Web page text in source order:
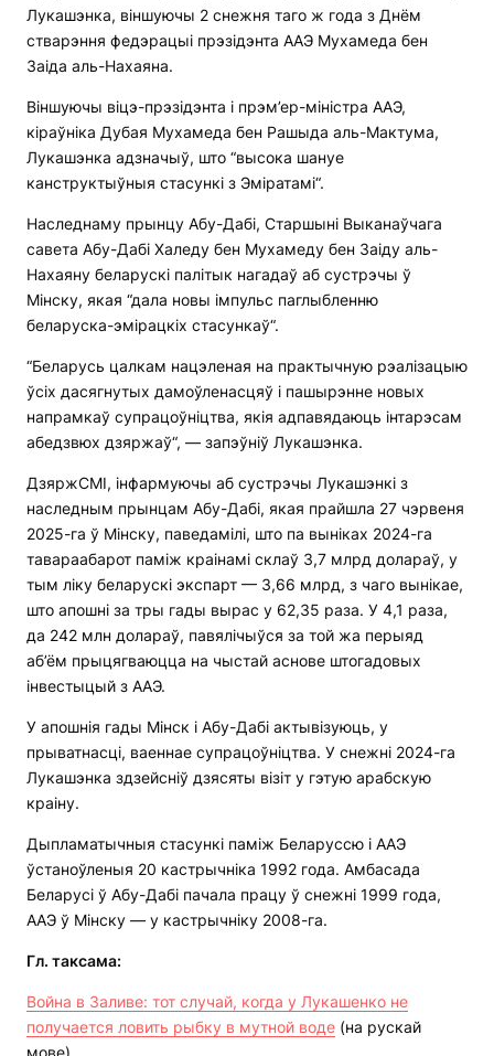
Лукашэнка, віншуючы 2 снежня таго ж года з Днём
стварэння федэрацыі прэзідэнта ААЭ Мухамеда бен
Заіда аль-Нахаяна.
Віншуючы віцэ-прэзідэнта і прэм’ер-міністра ААЭ,
кіраўніка Дубая Мухамеда бен Рашыда аль-Мактума,
Лукашэнка адзначыў, што “высока шануе
канструктыўныя стасункі з Эміратамі“.
Наследнаму прынцу Абу-Дабі, Старшыні Выканаўчага
савета Абу-Дабі Халеду бен Мухамеду бен Заіду аль-
Нахаяну беларускі палітык нагадаў аб сустрэчы ў
Мінску, якая “дала новы імпульс паглыбленню
беларуска-эмірацкіх стасункаў“.
“Беларусь цалкам нацэленая на практычную рэалізацыю
ўсіх дасягнутых дамоўленасцяў і пашырэнне новых
напрамкаў супрацоўніцтва, якія адпавядаюць інтарэсам
абедзвюх дзяржаў“, — запэўніў Лукашэнка.
ДзяржСМІ, інфармуючы аб сустрэчы Лукашэнкі з
наследным прынцам Абу-Дабі, якая прайшла 27 чэрвеня
2025-га ў Мінску, паведамілі, што па выніках 2024-га
тавараабарот паміж краінамі склаў 3,7 млрд долараў, у
тым ліку беларускі экспарт — 3,66 млрд, з чаго вынікае,
што апошні за тры гады вырас у 62,35 раза. У 4,1 раза,
да 242 млн долараў, павялічыўся за той жа перыяд
аб’ём прыцягваюцца на чыстай аснове штогадовых
інвестыцый з ААЭ.
У апошнія гады Мінск і Абу-Дабі актывізуюць, у
прыватнасці, ваеннае супрацоўніцтва. У снежні 2024-га
Лукашэнка здзейсніў дзясяты візіт у гэтую арабскую
краіну.
Дыпламатычныя стасункі паміж Беларуссю і ААЭ
ўстаноўленыя 20 кастрычніка 1992 года. Амбасада
Беларусі ў Абу-Дабі пачала працу ў снежні 1999 года,
ААЭ ў Мінску — у кастрычніку 2008-га.
Гл. таксама:
Война в Заливе: тот случай, когда у Лукашенко не
получается ловить рыбку в мутной воде (на рускай
мове)